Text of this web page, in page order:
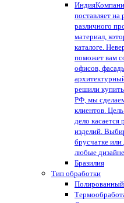
Индия
поставляет
различного
материал,
каталоге.
поможет вам
офисов,
решили
РФ, мы
клиентов.
дело касается
изделий.
брусчатке
любые
Бразилия
Тип обработки
Полированный